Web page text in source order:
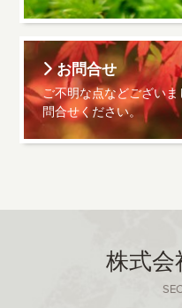
お問合せ
ご不明な点などござい
問合せください。
株式会